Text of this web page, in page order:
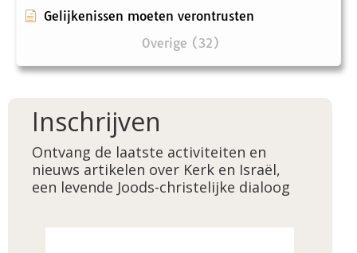
Gelijkenissen moeten verontrusten
Overige (32)
Inschrijven
Ontvang de laatste activiteiten en
nieuws artikelen over Kerk en Israël,
een levende Joods-christelijke dialoog